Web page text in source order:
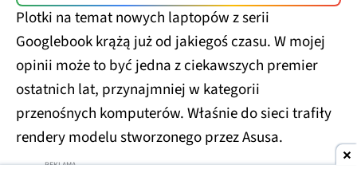
Plotki na temat nowych laptopów z serii
Googlebook krążą już od jakiegoś czasu. W mojej
opinii może to być jedna z ciekawszych premier
ostatnich lat, przynajmniej w kategorii
przenośnych komputerów. Właśnie do sieci trafiły
rendery modelu stworzonego przez Asusa.